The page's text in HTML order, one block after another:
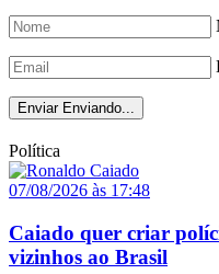
Enviar Enviando...
Política
07/08/2026 às 17:48
Caiado quer criar
vizinhos ao Brasil